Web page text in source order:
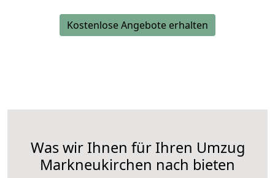
Kostenlose Angebote erhalten
Was wir Ihnen für Ihren Umzug
Markneukirchen nach bieten